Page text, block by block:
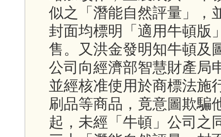
似之「潛能自然評量」，
封面均標明「適用牛頓版
售。又洪金發明知牛頓
公司向經濟部智慧財產局
並經核准使用於商標法施
刷品等商品，竟意圖欺騙
起，未經「牛頓」公司之